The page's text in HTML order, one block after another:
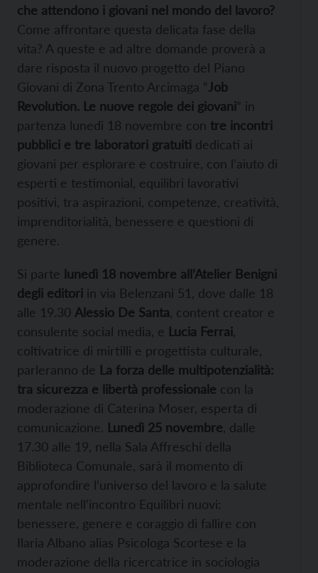
che attendono i giovani nel mondo del lavoro?
Come affrontare questa delicata fase della
vita? A queste e ad altre domande proverà a
dare risposta il nuovo progetto del Piano
Giovani di Zona Trento Arcimaga “Job
Revolution. Le nuove regole dei giovani” in
partenza lunedì 18 novembre con tre incontri
pubblici e tre laboratori gratuiti dedicati ai
giovani per esplorare e costruire, con l’aiuto di
esperti e testimonial, equilibri lavorativi
positivi, tra aspirazioni, competenze, creatività,
imprenditorialità, benessere e questioni di
genere.
Si parte lunedì 18 novembre all’Atelier Benigni
degli editori in via Belenzani 51, dove dalle 18
alle 19.30 Alessio De Santa , content creator e
consulente social media, e Lucia Ferrai
coltivatrice di mirtilli e progettista culturale,
parleranno de La forza delle multipotenzialità:
tra sicurezza e libertà professionale con la
moderazione di Caterina Moser, esperta di
comunicazione. Lunedì 25 novembre , dalle
17.30 alle 19, nella Sala Affreschi della
Biblioteca Comunale, sarà il momento di
approfondire l’universo del lavoro e la salute
mentale nell’incontro Equilibri nuovi:
benessere, genere e coraggio di fallire con
Ilaria Albano alias Psicologa Scortese e la
moderazione della ricercatrice in sociologia